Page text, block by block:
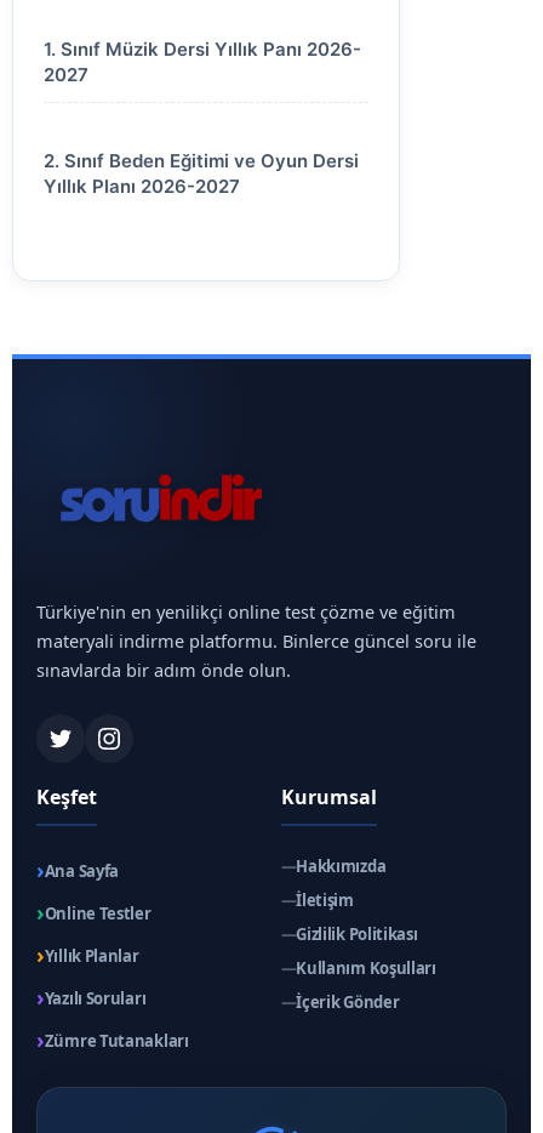
1. Sınıf Müzik Dersi Yıllık Panı 2026-
2027
2. Sınıf Beden Eğitimi ve Oyun Dersi
Yıllık Planı 2026-2027
Türkiye'nin en yenilikçi online test çözme ve eğitim
materyali indirme platformu. Binlerce güncel soru ile
sınavlarda bir adım önde olun.
Keşfet
›Ana Sayfa
›Online Testler
›Yıllık Planlar
›Yazılı Soruları
›Zümre Tutanakları
Kurumsal
—Hakkımızda
—İletişim
—Gizlilik Politikası
—Kullanım Koşulları
—İçerik Gönder